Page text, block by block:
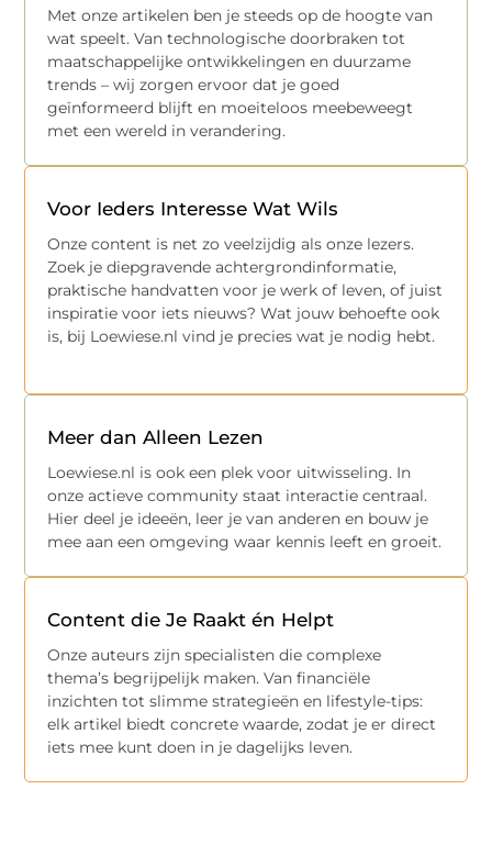
Met onze artikelen ben je steeds op de hoogte van
wat speelt. Van technologische doorbraken tot
maatschappelijke ontwikkelingen en duurzame
trends – wij zorgen ervoor dat je goed
geïnformeerd blijft en moeiteloos meebeweegt
met een wereld in verandering.
Voor Ieders Interesse Wat Wils
Onze content is net zo veelzijdig als onze lezers.
Zoek je diepgravende achtergrondinformatie,
praktische handvatten voor je werk of leven, of juist
inspiratie voor iets nieuws? Wat jouw behoefte ook
is, bij Loewiese.nl vind je precies wat je nodig hebt.
Meer dan Alleen Lezen
Loewiese.nl is ook een plek voor uitwisseling. In
onze actieve community staat interactie centraal.
Hier deel je ideeën, leer je van anderen en bouw je
mee aan een omgeving waar kennis leeft en groeit.
Content die Je Raakt én Helpt
Onze auteurs zijn specialisten die complexe
thema’s begrijpelijk maken. Van financiële
inzichten tot slimme strategieën en lifestyle-tips:
elk artikel biedt concrete waarde, zodat je er direct
iets mee kunt doen in je dagelijks leven.